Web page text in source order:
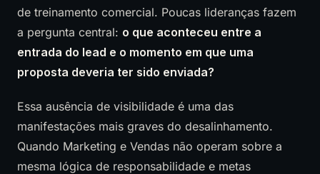
de treinamento comercial. Poucas lideranças fazem
a pergunta central: o que aconteceu entre a
entrada do lead e o momento em que uma
proposta deveria ter sido enviada?
Essa ausência de visibilidade é uma das
manifestações mais graves do desalinhamento.
Quando Marketing e Vendas não operam sobre a
mesma lógica de responsabilidade e metas